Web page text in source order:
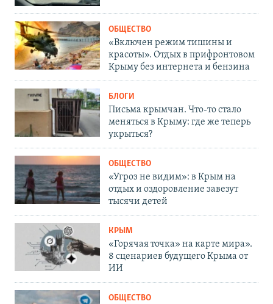
ОБЩЕСТВО
«Включен режим тишины и
красоты». Отдых в прифронтовом
Крыму без интернета и бензина
БЛОГИ
Письма крымчан. Что-то стало
меняться в Крыму: где же теперь
укрыться?
ОБЩЕСТВО
«Угроз не видим»: в Крым на
отдых и оздоровление завезут
тысячи детей
КРЫМ
«Горячая точка» на карте мира».
8 сценариев будущего Крыма от
ИИ
ОБЩЕСТВО